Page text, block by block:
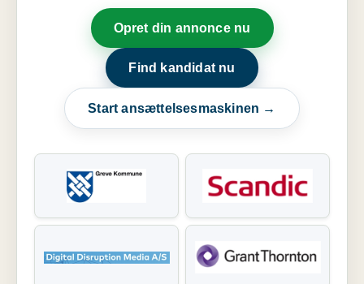
Opret din annonce nu
Find kandidat nu
Start ansættelsesmaskinen →